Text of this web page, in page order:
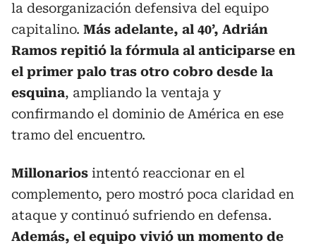
la desorganización defensiva del equipo
capitalino. Más adelante, al 40’, Adrián
Ramos repitió la fórmula al anticiparse en
el primer palo tras otro cobro desde la
esquina, ampliando la ventaja y
confirmando el dominio de América en ese
tramo del encuentro.
Millonarios intentó reaccionar en el
complemento, pero mostró poca claridad en
ataque y continuó sufriendo en defensa.
Además, el equipo vivió un momento de